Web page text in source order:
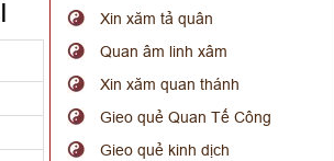
Xin xăm tả quân
Quan âm linh xâm
Xin xăm quan thánh
Gieo quẻ Quan Tế Công
Gieo quẻ kinh dịch